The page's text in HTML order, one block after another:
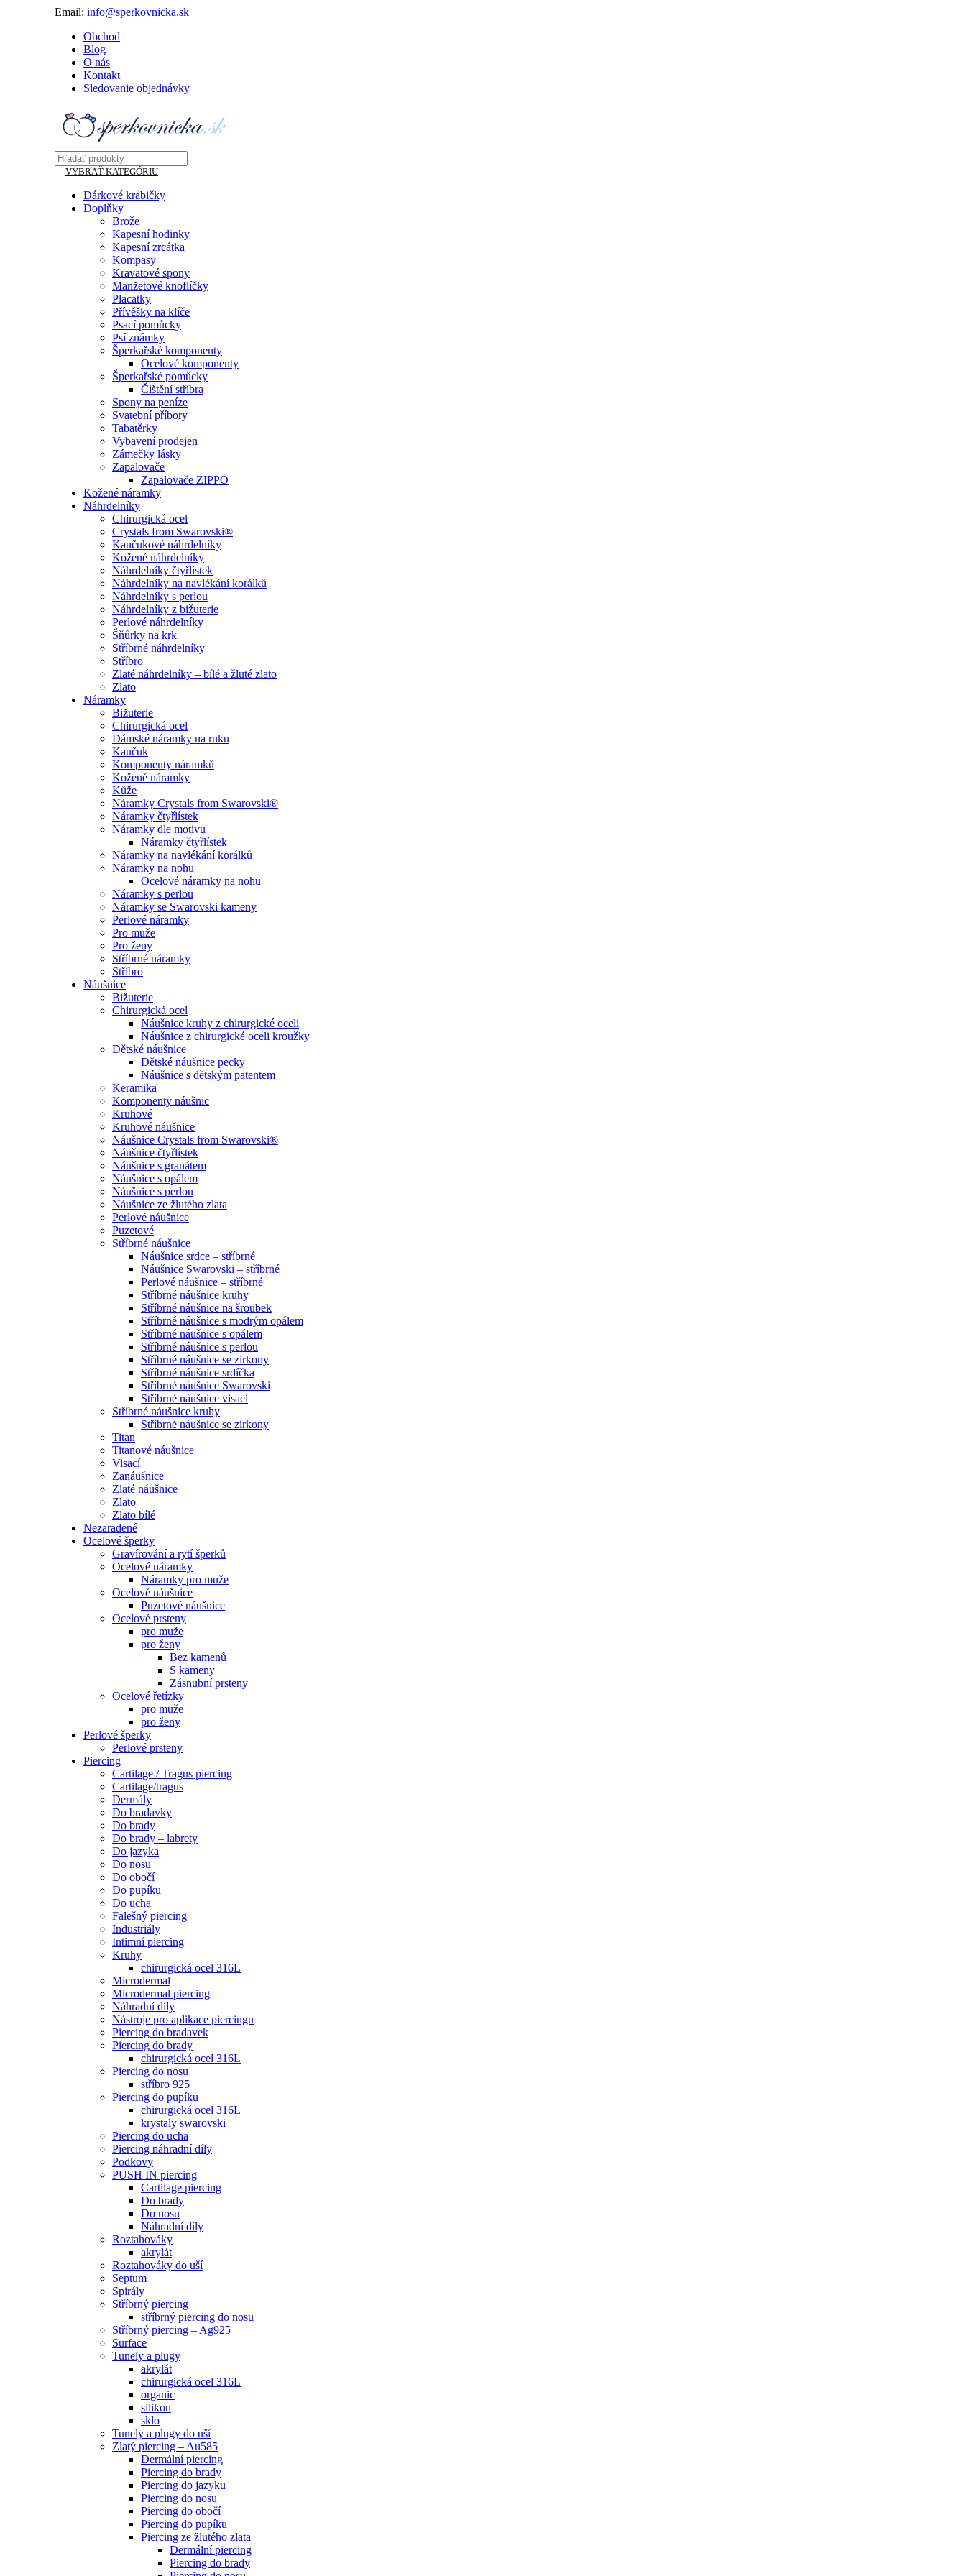
Email: info@sperkovnicka.sk
Obchod
Blog
O nás
Kontakt
Sledovanie objednávky
VYBRAŤ KATEGÓRIU
Dárkové krabičky
Doplňky
Brože
Kapesní hodinky
Kapesní zrcátka
Kompasy
Kravatové spony
Manžetové knoflíčky
Placatky
Přívěšky na klíče
Psací pomůcky
Psí známky
Šperkařské komponenty
Ocelové komponenty
Šperkařské pomůcky
Čištění stříbra
Spony na peníze
Svatební příbory
Tabatěrky
Vybavení prodejen
Zámečky lásky
Zapalovače
Zapalovače ZIPPO
Kožené náramky
Náhrdelníky
Chirurgická ocel
Crystals from Swarovski®
Kaučukové náhrdelníky
Kožené náhrdelníky
Náhrdelníky čtyřlístek
Náhrdelníky na navlékání korálků
Náhrdelníky s perlou
Náhrdelníky z bižuterie
Perlové náhrdelníky
Šňůrky na krk
Stříbrné náhrdelníky
Stříbro
Zlaté náhrdelníky – bílé a žluté zlato
Zlato
Náramky
Bižuterie
Chirurgická ocel
Dámské náramky na ruku
Kaučuk
Komponenty náramků
Kožené náramky
Kůže
Náramky Crystals from Swarovski®
Náramky čtyřlístek
Náramky dle motivu
Náramky čtyřlístek
Náramky na navlékání korálků
Náramky na nohu
Ocelové náramky na nohu
Náramky s perlou
Náramky se Swarovski kameny
Perlové náramky
Pro muže
Pro ženy
Stříbrné náramky
Stříbro
Náušnice
Bižuterie
Chirurgická ocel
Náušnice kruhy z chirurgické oceli
Náušnice z chirurgické oceli kroužky
Dětské náušnice
Dětské náušnice pecky
Náušnice s dětským patentem
Keramika
Komponenty náušnic
Kruhové
Kruhové náušnice
Náušnice Crystals from Swarovski®
Náušnice čtyřlístek
Náušnice s granátem
Náušnice s opálem
Náušnice s perlou
Náušnice ze žlutého zlata
Perlové náušnice
Puzetové
Stříbrné náušnice
Náušnice srdce – stříbrné
Náušnice Swarovski – stříbrné
Perlové náušnice – stříbrné
Stříbrné náušnice kruhy
Stříbrné náušnice na šroubek
Stříbrné náušnice s modrým opálem
Stříbrné náušnice s opálem
Stříbrné náušnice s perlou
Stříbrné náušnice se zirkony
Stříbrné náušnice srdíčka
Stříbrné náušnice Swarovski
Stříbrné náušnice visací
Stříbrné náušnice kruhy
Stříbrné náušnice se zirkony
Titan
Titanové náušnice
Visací
Zanáušnice
Zlaté náušnice
Zlato
Zlato bílé
Nezaradené
Ocelové šperky
Gravírování a rytí šperků
Ocelové náramky
Náramky pro muže
Ocelové náušnice
Puzetové náušnice
Ocelové prsteny
pro muže
pro ženy
Bez kamenů
S kameny
Zásnubní prsteny
Ocelové řetízky
pro muže
pro ženy
Perlové šperky
Perlové prsteny
Piercing
Cartilage / Tragus piercing
Cartilage/tragus
Dermály
Do bradavky
Do brady
Do brady – labrety
Do jazyka
Do nosu
Do obočí
Do pupíku
Do ucha
Falešný piercing
Industriály
Intimní piercing
Kruhy
chirurgická ocel 316L
Microdermal
Microdermal piercing
Náhradní díly
Nástroje pro aplikace piercingu
Piercing do bradavek
Piercing do brady
chirurgická ocel 316L
Piercing do nosu
stříbro 925
Piercing do pupíku
chirurgická ocel 316L
krystaly swarovski
Piercing do ucha
Piercing náhradní díly
Podkovy
PUSH IN piercing
Cartilage piercing
Do brady
Do nosu
Náhradní díly
Roztahováky
akrylát
Roztahováky do uší
Septum
Spirály
Stříbrný piercing
stříbrný piercing do nosu
Stříbrný piercing – Ag925
Surface
Tunely a plugy
akrylát
chirurgická ocel 316L
organic
silikon
sklo
Tunely a plugy do uší
Zlatý piercing – Au585
Dermální piercing
Piercing do brady
Piercing do jazyku
Piercing do nosu
Piercing do obočí
Piercing do pupíku
Piercing ze žlutého zlata
Dermální piercing
Piercing do brady